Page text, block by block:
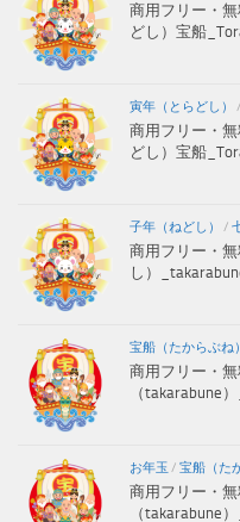
商用フリー・
どし）宝船
寅年（とらどし） /
商用フリー・
どし）宝船
子年（ねどし） /
商用フリー・
し）
宝船（たからぶね）
商用フリー・
（takarabune
お年玉 / 宝船（た
商用フリー・
（takarabune